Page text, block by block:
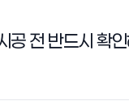
공 전 반드시 확